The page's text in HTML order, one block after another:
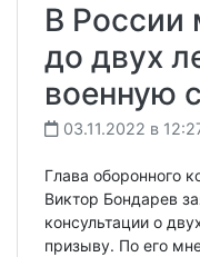
В России
до двух
военную
03.11.2022 в
Глава оборонного
Виктор Бондарев
консультации о
призыву. По его